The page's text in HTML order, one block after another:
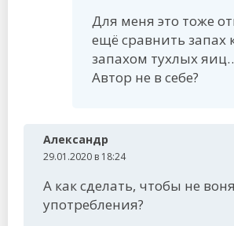
Для меня это тоже
ещё сравнить запах
запахом тухлых
Автор не в себе?
Александр
29.01.2020 в 18:24
А как сделать, чтобы не
употребления?